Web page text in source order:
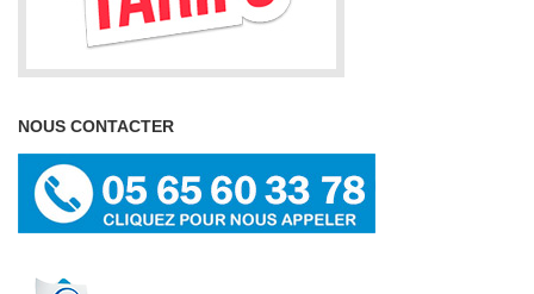
NOUS CONTACTER